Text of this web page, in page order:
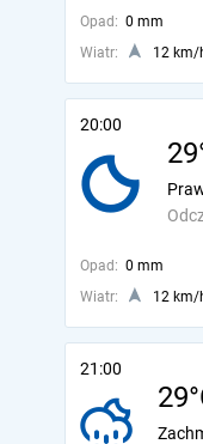
Opad: 0 mm
Wiatr:
12 km/
20:00
Opad: 0 mm
Wiatr:
12 km/
21:00